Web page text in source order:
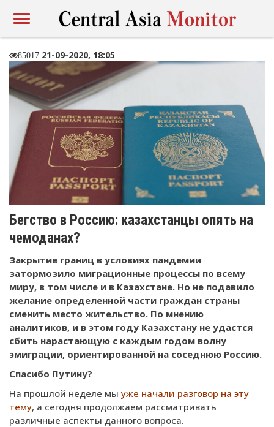
85017 21-09-2020, 18:05
Бегство в Россию: казахстанцы опять на
чемоданах?
Закрытие границ в условиях пандемии
затормозило миграционные процессы по всему
миру, в том числе и в Казахстане. Но не подавило
желание определенной части граждан страны
сменить место жительство. По мнению
аналитиков, и в этом году Казахстану не удастся
сбить нарастающую с каждым годом волну
эмиграции, ориентированной на соседнюю Россию.
Спасибо Путину?
На прошлой неделе мы уже начали разговор на эту
тему, а сегодня продолжаем рассматривать
различные аспекты данного вопроса.